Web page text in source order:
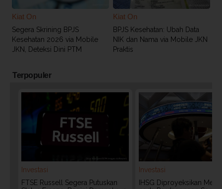
Kiat On
Segera Skrining BPJS
Kesehatan 2026 via Mobile
JKN, Deteksi Dini PTM
Kiat On
BPJS Kesehatan: Ubah Data
NIK dan Nama via Mobile JKN
Praktis
Terpopuler
Investasi
FTSE Russell Segera Putuskan
Investasi
IHSG Diproyeksikan